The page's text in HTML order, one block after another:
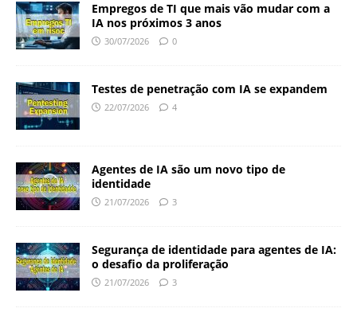
Empregos de TI que mais vão mudar com a
IA nos próximos 3 anos
30/07/2026 0
Testes de penetração com IA se expandem
22/07/2026 4
Agentes de IA são um novo tipo de
identidade
21/07/2026 3
Segurança de identidade para agentes de IA:
o desafio da proliferação
21/07/2026 3